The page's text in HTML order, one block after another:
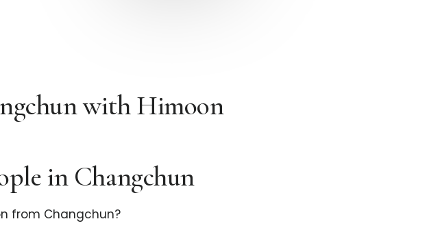
with Himoon
in Changchun
from Changchun?